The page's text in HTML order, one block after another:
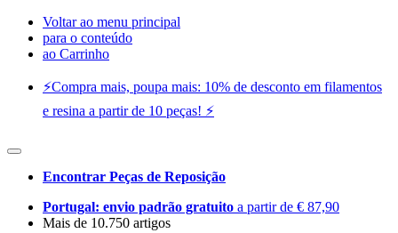
Voltar ao menu principal
para o conteúdo
ao Carrinho
⚡️Compra mais, poupa mais: 10% de desconto em filamentos
e resina a partir de 10 peças! ⚡️
Encontrar Peças de Reposição
Portugal: envio padrão gratuito a partir de € 87,90
Mais de 10.750 artigos